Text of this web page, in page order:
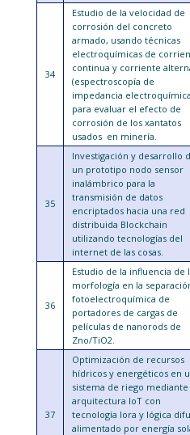
34
Estudio de la velocidad de
corrosión del concreto
armado, usando técnicas
electroquímicas de
continua y corriente
(espectroscopía de
impedancia
para evaluar el efecto de
corrosión de los xantatos
usados en minería.
35
Investigación y desarrollo
un prototipo nodo sensor
inalámbrico para la
transmisión de datos
encriptados hacia una red
distribuida Blockchain
utilizando tecnologías del
internet de las cosas.
36
Estudio de la influencia de
morfología en la
fotoelectroquímica de
portadores de cargas de
películas de nanorods de
Zno/TiO2.
37
Optimización de recursos
hídricos y energéticos en
sistema de riego mediante
arquitectura IoT con
tecnología lora y lógica
alimentado por energía